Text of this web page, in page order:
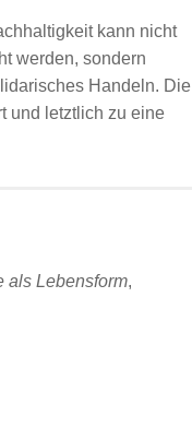
kann nicht
werden, sondern
Handeln. Die
und letztlich zu eine
als Lebensform,